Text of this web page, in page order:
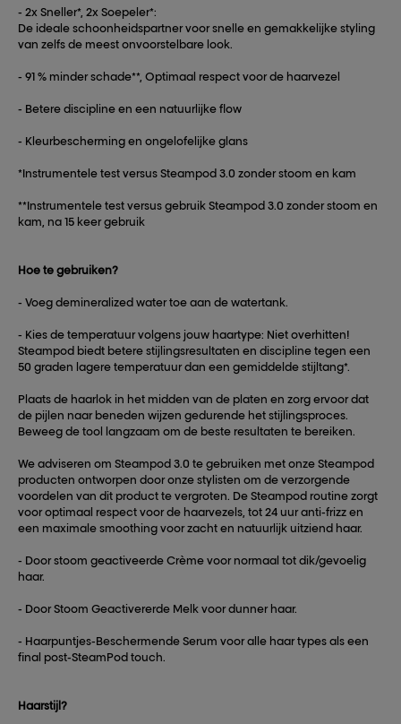
- 2x Sneller*, 2x Soepeler*:
De ideale schoonheidspartner voor snelle en gemakkelijke styling
van zelfs de meest onvoorstelbare look.
- 91 % minder schade**, Optimaal respect voor de haarvezel
- Betere discipline en een natuurlijke flow
- Kleurbescherming en ongelofelijke glans
*Instrumentele test versus Steampod 3.0 zonder stoom en kam
**Instrumentele test versus gebruik Steampod 3.0 zonder stoom en
kam, na 15 keer gebruik
Hoe te gebruiken?
- Voeg demineralized water toe aan de watertank.
- Kies de temperatuur volgens jouw haartype: Niet overhitten!
Steampod biedt betere stijlingsresultaten en discipline tegen een
50 graden lagere temperatuur dan een gemiddelde stijltang*.
Plaats de haarlok in het midden van de platen en zorg ervoor dat
de pijlen naar beneden wijzen gedurende het stijlingsproces.
Beweeg de tool langzaam om de beste resultaten te bereiken.
We adviseren om Steampod 3.0 te gebruiken met onze Steampod
producten ontworpen door onze stylisten om de verzorgende
voordelen van dit product te vergroten. De Steampod routine zorgt
voor optimaal respect voor de haarvezels, tot 24 uur anti-frizz en
een maximale smoothing voor zacht en natuurlijk uitziend haar.
- Door stoom geactiveerde Crème voor normaal tot dik/gevoelig
haar.
- Door Stoom Geactivererde Melk voor dunner haar.
- Haarpuntjes-Beschermende Serum voor alle haar types als een
final post-SteamPod touch.
Haarstijl?